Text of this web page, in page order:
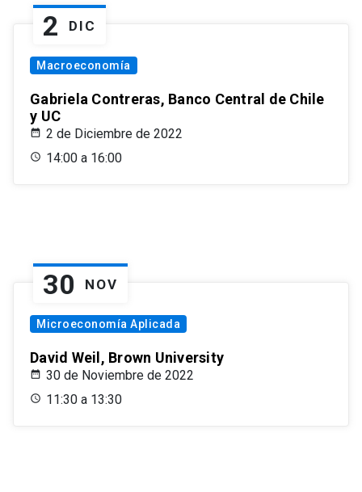
2 DIC
Macroeconomía
Gabriela Contreras, Banco Central de Chile
y UC
2 de Diciembre de 2022
14:00 a 16:00
30 NOV
Microeconomía Aplicada
David Weil, Brown University
30 de Noviembre de 2022
11:30 a 13:30